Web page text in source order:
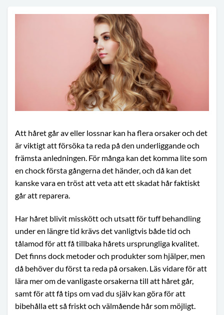
Att håret går av eller lossnar kan ha flera orsaker och det
är viktigt att försöka ta reda på den underliggande och
främsta anledningen. För många kan det komma lite som
en chock första gångerna det händer, och då kan det
kanske vara en tröst att veta att ett skadat hår faktiskt
går att reparera.
Har håret blivit misskött och utsatt för tuff behandling
under en längre tid krävs det vanligtvis både tid och
tålamod för att få tillbaka hårets ursprungliga kvalitet.
Det finns dock metoder och produkter som hjälper, men
då behöver du först ta reda på orsaken. Läs vidare för att
lära mer om de vanligaste orsakerna till att håret går,
samt för att få tips om vad du själv kan göra för att
bibehålla ett så friskt och välmående hår som möjligt.